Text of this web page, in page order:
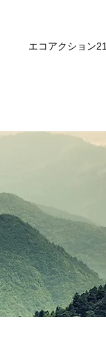
エコアクション21